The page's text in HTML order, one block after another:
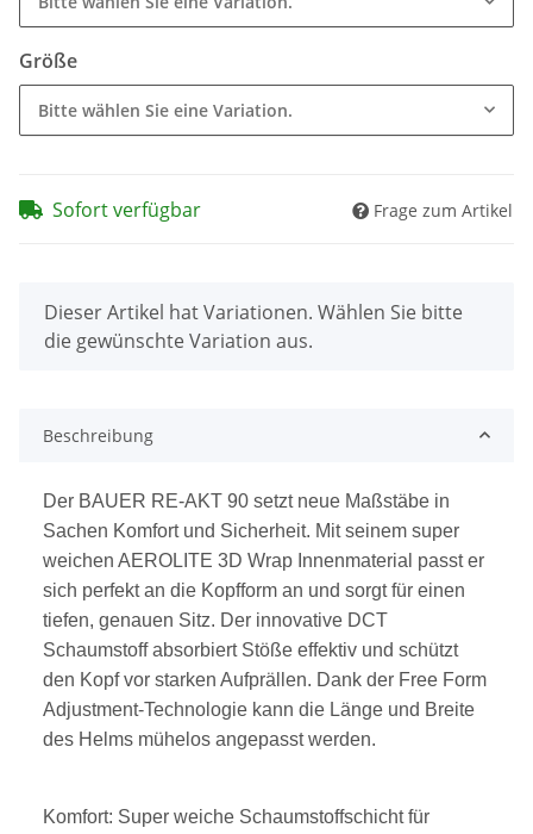
Größe
Bitte wählen Sie eine Variation.
Sofort verfügbar Frage zum Artikel
x
Dieser Artikel hat Variationen. Wählen Sie bitte
die gewünschte Variation aus.
Beschreibung
Der BAUER RE-AKT 90 setzt neue Maßstäbe in
Sachen Komfort und Sicherheit. Mit seinem super
weichen AEROLITE 3D Wrap Innenmaterial passt er
sich perfekt an die Kopfform an und sorgt für einen
tiefen, genauen Sitz. Der innovative DCT
Schaumstoff absorbiert Stöße effektiv und schützt
den Kopf vor starken Aufprällen. Dank der Free Form
Adjustment-Technologie kann die Länge und Breite
des Helms mühelos angepasst werden.
Komfort: Super weiche Schaumstoffschicht für